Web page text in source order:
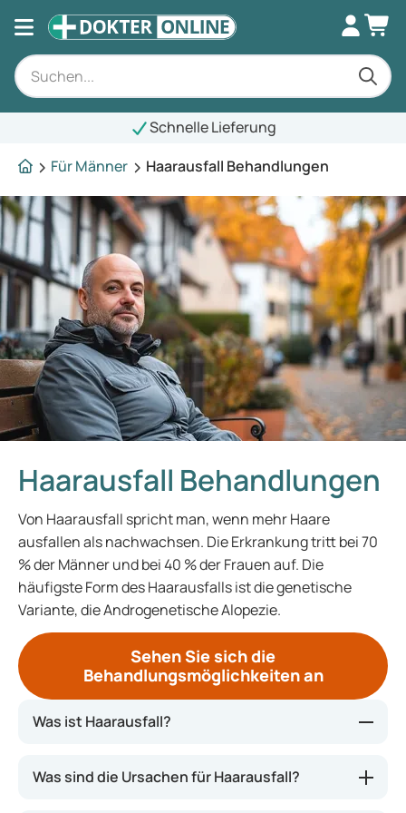
Schnelle Lieferung
Für Männer
Haarausfall Behandlungen
Haarausfall Behandlungen
Von Haarausfall spricht man, wenn mehr Haare
ausfallen als nachwachsen. Die Erkrankung tritt bei 70
% der Männer und bei 40 % der Frauen auf. Die
häufigste Form des Haarausfalls ist die genetische
Variante, die Androgenetische Alopezie.
Sehen Sie sich die
Behandlungsmöglichkeiten an
Was ist Haarausfall?
Verlust oder das Ausdünnen der Haare. In der Regel
Was sind die Ursachen für Haarausfall?